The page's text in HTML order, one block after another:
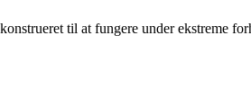
til at fungere under ekstreme